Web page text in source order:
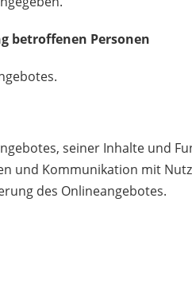
betroffenen Personen
seiner Inhalte und
und Kommunikation mit
des Onlineangebotes.